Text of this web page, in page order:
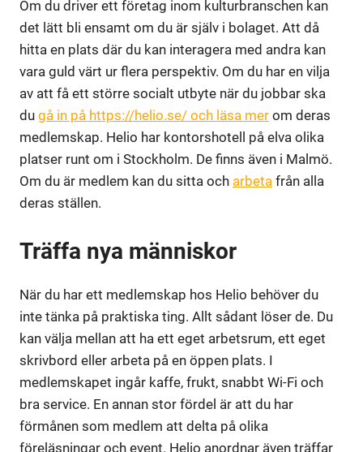
Om du driver ett företag inom kulturbranschen kan
det lätt bli ensamt om du är själv i bolaget. Att då
hitta en plats där du kan interagera med andra kan
vara guld värt ur flera perspektiv. Om du har en vilja
av att få ett större socialt utbyte när du jobbar ska
du gå in på https://helio.se/ och läsa mer om deras
medlemskap. Helio har kontorshotell på elva olika
platser runt om i Stockholm. De finns även i Malmö.
Om du är medlem kan du sitta och arbeta från alla
deras ställen.
Träffa nya människor
När du har ett medlemskap hos Helio behöver du
inte tänka på praktiska ting. Allt sådant löser de. Du
kan välja mellan att ha ett eget arbetsrum, ett eget
skrivbord eller arbeta på en öppen plats. I
medlemskapet ingår kaffe, frukt, snabbt Wi-Fi och
bra service. En annan stor fördel är att du har
förmånen som medlem att delta på olika
föreläsningar och event. Helio anordnar även träffar